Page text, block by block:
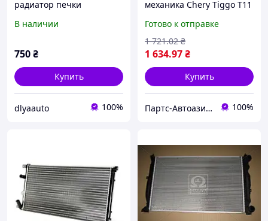
радиатор печки
В наличии
750₴
Купить
dlyaauto 100%
механика Chery Tiggo T11
1301110
Готово к отправке
1 634.97₴
1 721.02 ₴
Купить
Партс-Автоазия Украина 100%